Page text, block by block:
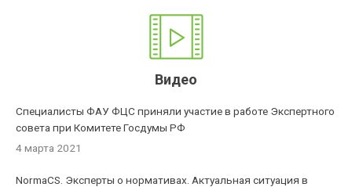
Видео
Специалисты ФАУ ФЦС приняли участие в работе Экспертного
совета при Комитете Госдумы РФ
4 марта 2021
NormaCS. Эксперты о нормативах. Актуальная ситуация в